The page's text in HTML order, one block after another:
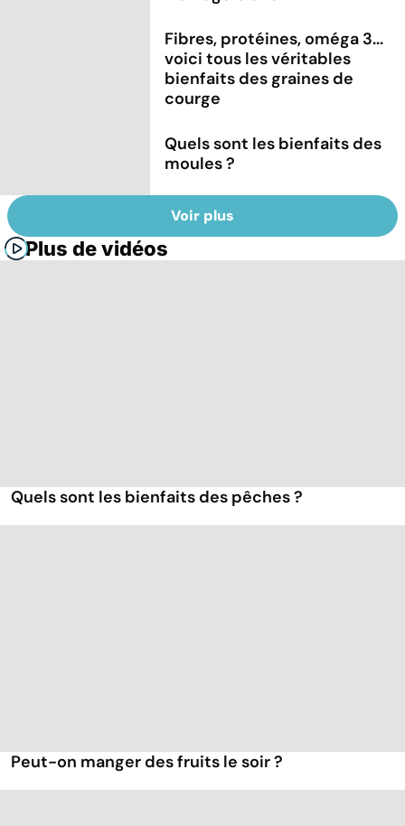
Fibres, protéines, oméga 3...
voici tous les véritables
bienfaits des graines de
courge
Quels sont les bienfaits des
moules ?
Voir plus
Plus de vidéos
Quels sont les bienfaits des pêches ?
Peut-on manger des fruits le soir ?